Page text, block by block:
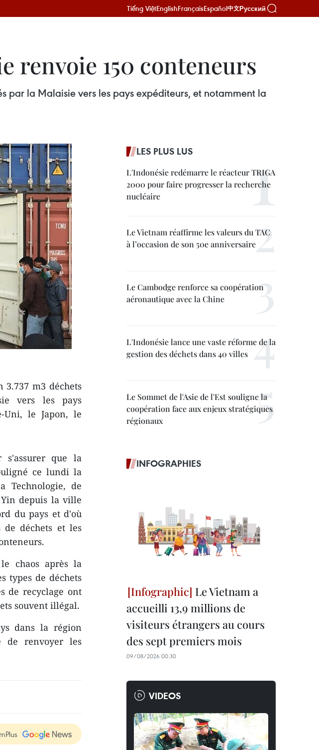
Tiếng ViệtEnglishFrançaisEspañol中文Русский
renvoie 150 conteneurs
par la Malaisie vers les pays expéditeurs, et notamment la
3.737 m3 déchets
vers les pays
Uni, le Japon, le
s'assurer que la
ce lundi la
Technologie, de
depuis la ville
du pays et d'où
de déchets et les
chaos après la
types de déchets
de recyclage ont
souvent illégal.
dans la région
de renvoyer les
LES PLUS LUS
L'Indonésie redémarre le réacteur TRIGA
2000 pour faire progresser la recherche
nucléaire
Le Vietnam réaffirme les valeurs du TAC
à l’occasion de son 50e anniversaire
Le Cambodge renforce sa coopération
aéronautique avec la Chine
L'Indonésie lance une vaste réforme de la
gestion des déchets dans 40 villes
Le Sommet de l'Asie de l'Est souligne la
coopération face aux enjeux stratégiques
régionaux
INFOGRAPHIES
Le Vietnam a
accueilli 13,9 millions de
visiteurs étrangers au cours
des sept premiers mois
09/08/2026 00:30
VIDEOS